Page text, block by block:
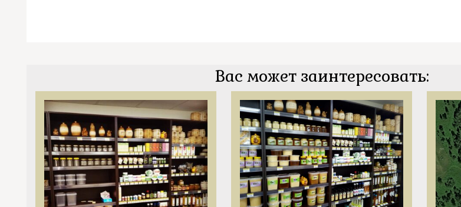
Вас может заинтересовать: